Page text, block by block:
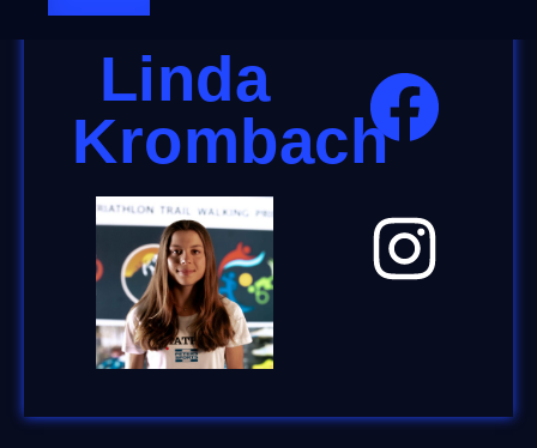
Linda
Krombach